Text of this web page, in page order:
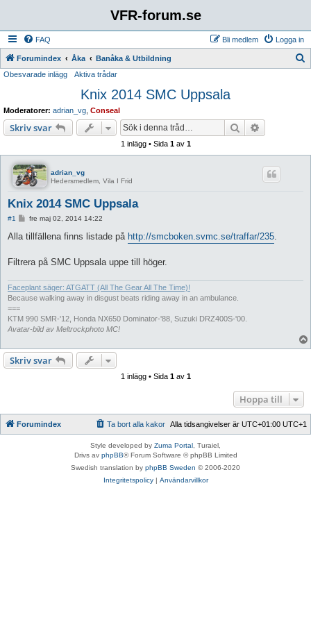
VFR-forum.se
FAQ Logga in
Bli medlem
Forumindex Åka Banåka & Utbildning
Obesvarade inlägg Aktiva trådar
Knix 2014 SMC Uppsala
Moderatorer: adrian_vg Conseal
Skriv svar Sök
1 inlägg • Sida 1av 1
adrian_vg
Hedersmedlem, Vila I Frid
Knix 2014 SMC Uppsala
#1
l
g
fre maj 02, 2014 14:22
Alla tillfällena finns listade på http://smcboken.svmc.se/traffar/235
Filtrera på SMC Uppsala uppe till höger.
Faceplant säger: ATGATT (All The Gear All The Time)!
Because walking away in disgust beats riding away in an ambulance.
===
KTM 990 SMR-'12, Honda NX650 Dominator-'88, Suzuki DRZ400S-'00.
Avatar-bild av Meltrockphoto MC!
Skriv svar
1 inlägg • Sida 1av 1
Hoppa till
Forumindex Alla tidsangivelser är UTC+01:00 UTC+1
Ta bort alla kakor
Style developed by Zuma Portal, Turaiel,
Drivs av phpBB® Forum Software © phpBB Limited
Swedish translation by phpBB Sweden © 2006-2020
Integritetspolicy| Användarvillkor